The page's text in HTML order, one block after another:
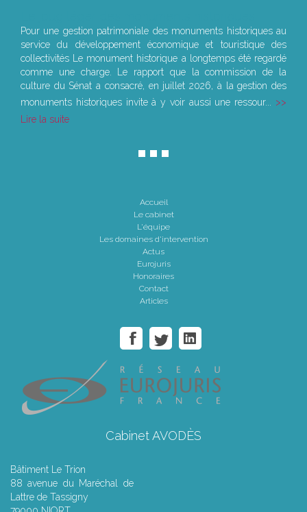
Pour une gestion patrimoniale des monuments historiques au
service du développement économique et touristique des
collectivités Le monument historique a longtemps été regardé
comme une charge. Le rapport que la commission de la
culture du Sénat a consacré, en juillet 2026, à la gestion des
monuments historiques invite à y voir aussi une ressour...
Lire la suite
Accueil
Le cabinet
L'équipe
Les domaines d'intervention
Actus
Eurojuris
Honoraires
Contact
Articles
Cabinet AVODÈS
Bâtiment Le Trion
88 avenue du Maréchal de
Lattre de Tassigny